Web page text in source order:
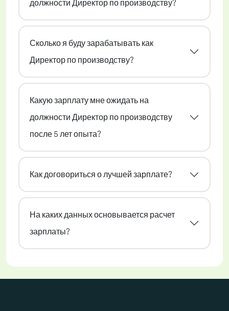
должности Директор по производству?
Сколько я буду зарабатывать как
Директор по производству?
Какую зарплату мне ожидать на
должности Директор по производству
после 5 лет опыта?
Как договориться о лучшей зарплате?
На каких данных основывается расчет
зарплаты?